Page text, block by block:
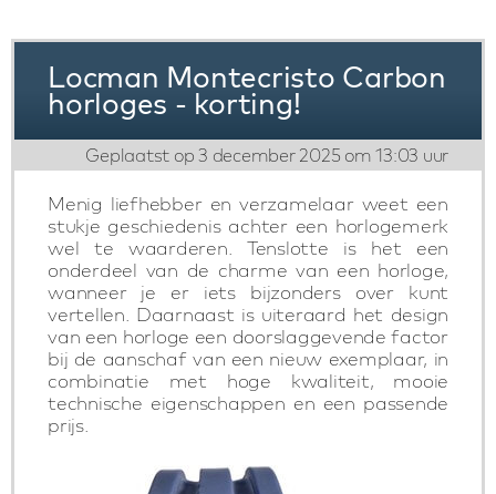
Locman Montecristo Carbon
horloges - korting!
Geplaatst op 3 december 2025 om 13:03 uur
Menig liefhebber en verzamelaar weet een
stukje geschiedenis achter een horlogemerk
wel te waarderen. Tenslotte is het een
onderdeel van de charme van een horloge,
wanneer je er iets bijzonders over kunt
vertellen. Daarnaast is uiteraard het design
van een horloge een doorslaggevende factor
bij de aanschaf van een nieuw exemplaar, in
combinatie met hoge kwaliteit, mooie
technische eigenschappen en een passende
prijs.